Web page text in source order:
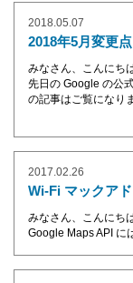
2018.05.07
2018年5月変更点
みなさん、こんにち
先日の Google の公
の記事はご覧になり
2017.02.26
Wi-Fi マックア
みなさん、こんにちは
Google Maps API に